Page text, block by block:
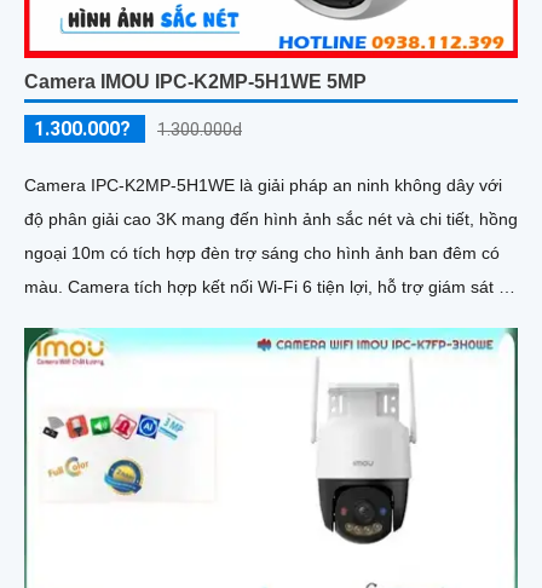
Camera IMOU IPC-K2MP-5H1WE 5MP
1.300.000? 1.300.000d
Camera IPC-K2MP-5H1WE là giải pháp an ninh không dây với
độ phân giải cao 3K mang đến hình ảnh sắc nét và chi tiết, hồng
ngoại 10m có tích hợp đèn trợ sáng cho hình ảnh ban đêm có
màu. Camera tích hợp kết nối Wi-Fi 6 tiện lợi, hỗ trợ giám sát từ